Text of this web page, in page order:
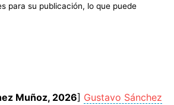
para su publicación, lo que puede
Muñoz, 2026] Gustavo Sánchez